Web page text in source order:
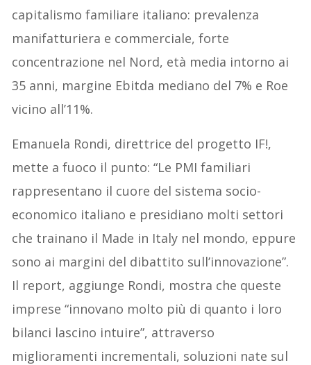
capitalismo familiare italiano: prevalenza
manifatturiera e commerciale, forte
concentrazione nel Nord, età media intorno ai
35 anni, margine Ebitda mediano del 7% e Roe
vicino all’11%.
Emanuela Rondi, direttrice del progetto IF!,
mette a fuoco il punto: “Le PMI familiari
rappresentano il cuore del sistema socio-
economico italiano e presidiano molti settori
che trainano il Made in Italy nel mondo, eppure
sono ai margini del dibattito sull’innovazione”.
Il report, aggiunge Rondi, mostra che queste
imprese “innovano molto più di quanto i loro
bilanci lascino intuire”, attraverso
miglioramenti incrementali, soluzioni nate sul